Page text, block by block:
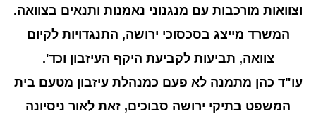
וצוואות מורכבות עם מנגנוני נאמנות ותנאים בצוואה.
המשרד מייצג בסכסוכי ירושה, התנגדויות לקיום
צוואה, תביעות לקביעת היקף העיזבון וכד'.
עו"ד כהן מתמנה לא פעם כמנהלת עיזבון מטעם בית
המשפט בתיקי ירושה סבוכים, זאת לאור ניסיונה